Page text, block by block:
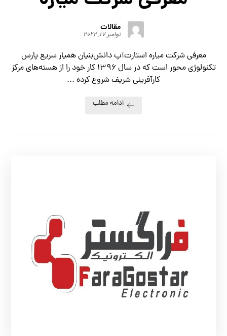
مقالات
نوامبر ۱۷, ۲۰۲۲
معرفی شرکت میاره استارت‌آپ دانش‌بنیان همیار سریع پارس
تکنولوژی محور است که در سال ۱۳۹۶ کار خود را از هسته‌های مرکز
کارآفرینی شریف شروع کرده ...
ادامه مطلب